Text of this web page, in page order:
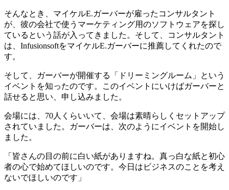
そんなとき、マイケルE.ガーバーが雇ったコンサルタント
が、彼の会社で使うマーケティング用のソフトウェアを探し
ているという話が入ってきました。そして、コンサルタント
は、InfusionsoftをマイケルE.ガーバーに推薦してくれたので
す。
そして、ガーバーが開催する「ドリーミングルーム」という
イベントを知ったのです。このイベントにいけばガーバーと
話せると思い、申し込みました。
会場には、70人くらいいて、会場は素晴らしくセットアップ
されていました。ガーバーは、次のようにイベントを開始し
ました。
「皆さんの目の前に白い紙がありますね。真っ白な紙と初心
者の心で始めてほしいのです。今日はビジネスのことを考え
ないでほしいのです」